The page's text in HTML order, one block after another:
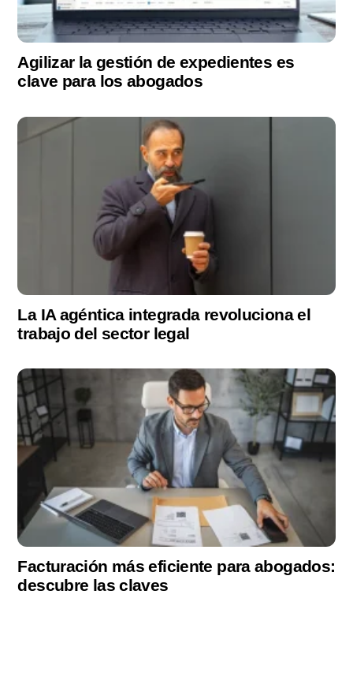
Agilizar la gestión de expedientes es
clave para los abogados
La IA agéntica integrada revoluciona el
trabajo del sector legal
Facturación más eficiente para abogados:
descubre las claves